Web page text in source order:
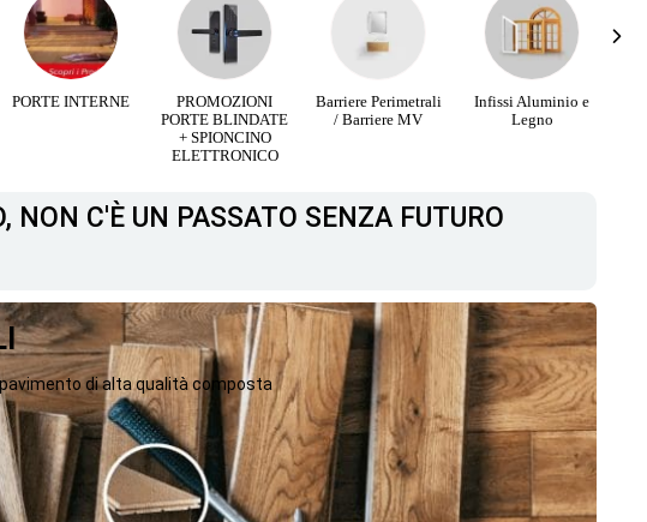
PORTE INTERNE
PROMOZIONI
PORTE BLINDATE
+ SPIONCINO
ELETTRONICO
Barriere Perimetrali
/ Barriere MV
Infissi Aluminio e
Legno
C'È UN PASSATO SENZA FUTURO
di alta qualità composta